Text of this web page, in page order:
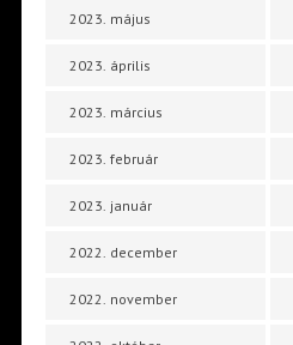
2023. május
2023. április
2023. március
2023. február
2023. január
2022. december
2022. november